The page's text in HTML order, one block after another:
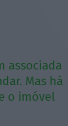
associada
Mas há
o imóvel